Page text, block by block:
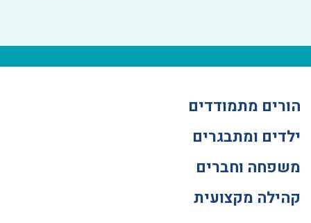
הורים מתמודדים
ילדים ומתבגרים
משפחה וחברים
קהילה מקצועית